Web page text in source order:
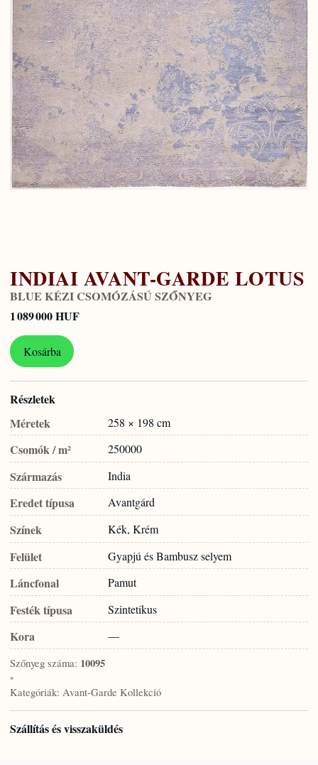
INDIAI AVANT-GARDE LOTUS
BLUE KÉZI CSOMÓZÁSÚ SZŐNYEG
1 089 000 HUF
Kosárba
Részletek
Méretek
258 × 198 cm
Csomók / m² 250000
Származás India
Eredet típusa Avantgárd
Színek Kék, Krém
Felület Gyapjú és Bambusz selyem
Láncfonal Pamut
Festék típusa Szintetikus
Kora —
Szőnyeg száma: 10095
•
Kategóriák: Avant-Garde Kollekció
Szállítás és visszaküldés